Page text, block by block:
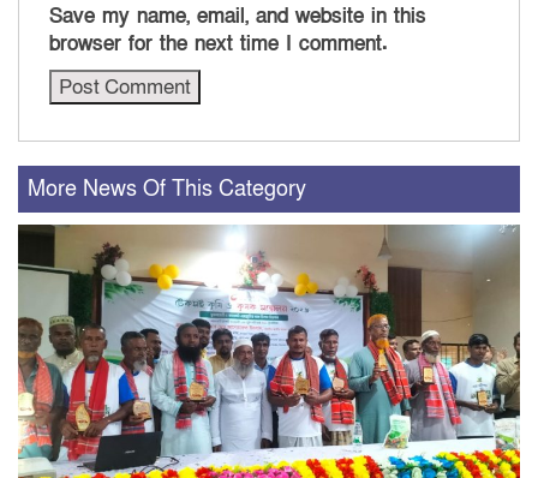
Save my name, email, and website in this
browser for the next time I comment.
More News Of This Category